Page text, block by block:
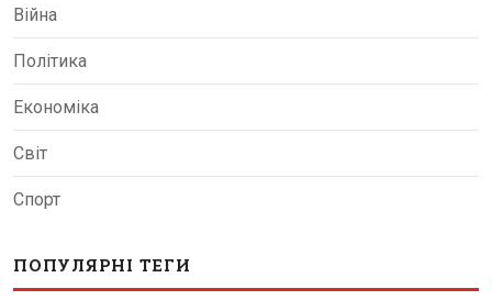
Війна
Політика
Економіка
Світ
Спорт
ПОПУЛЯРНІ ТЕГИ